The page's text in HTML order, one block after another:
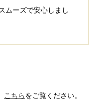
ムーズで安心しまし
こちらをご覧ください。